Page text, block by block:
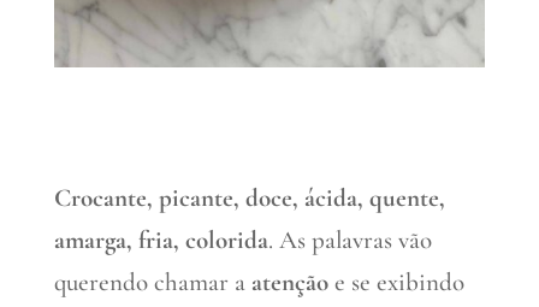
Crocante, picante, doce, ácida, quente,
amarga, fria, colorida. As palavras vão
querendo chamar a atençãoe se exibindo